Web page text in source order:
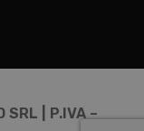
SRL | P.IVA –